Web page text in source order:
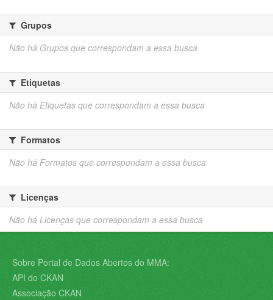
Grupos
Não há Grupos que correspondam a essa busca
Etiquetas
Não há Etiquetas que correspondam a essa busca
Formatos
Não há Formatos que correspondam a essa busca
Licenças
Não há Licenças que correspondam a essa busca
Sobre Portal de Dados Abertos do MMA:
API do CKAN
Associação CKAN